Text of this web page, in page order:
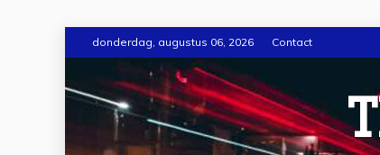
naar
de
inhoud
donderdag, augustus 06, 2026 Contact